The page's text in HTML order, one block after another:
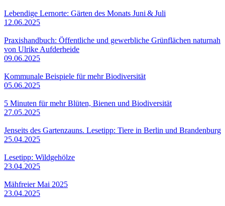
Lebendige Lernorte: Gärten des Monats Juni & Juli
12.06.2025
Praxishandbuch: Öffentliche und gewerbliche Grünflächen naturnah
von Ulrike Aufderheide
09.06.2025
Kommunale Beispiele für mehr Biodiversität
05.06.2025
5 Minuten für mehr Blüten, Bienen und Biodiversität
27.05.2025
Jenseits des Gartenzauns. Lesetipp: Tiere in Berlin und Brandenburg
25.04.2025
Lesetipp: Wildgehölze
23.04.2025
Mähfreier Mai 2025
23.04.2025